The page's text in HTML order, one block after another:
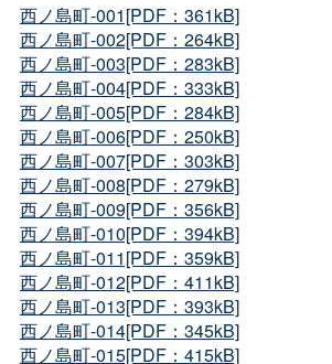
西ノ島町-001[PDF：361kB]
西ノ島町-002[PDF：264kB]
西ノ島町-003[PDF：283kB]
西ノ島町-004[PDF：333kB]
西ノ島町-005[PDF：284kB]
西ノ島町-006[PDF：250kB]
西ノ島町-007[PDF：303kB]
西ノ島町-008[PDF：279kB]
西ノ島町-009[PDF：356kB]
西ノ島町-010[PDF：394kB]
西ノ島町-011[PDF：359kB]
西ノ島町-012[PDF：411kB]
西ノ島町-013[PDF：393kB]
西ノ島町-014[PDF：345kB]
西ノ島町-015[PDF：415kB]